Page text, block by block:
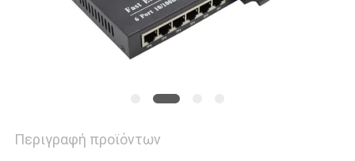
Περιγραφή προϊόντων